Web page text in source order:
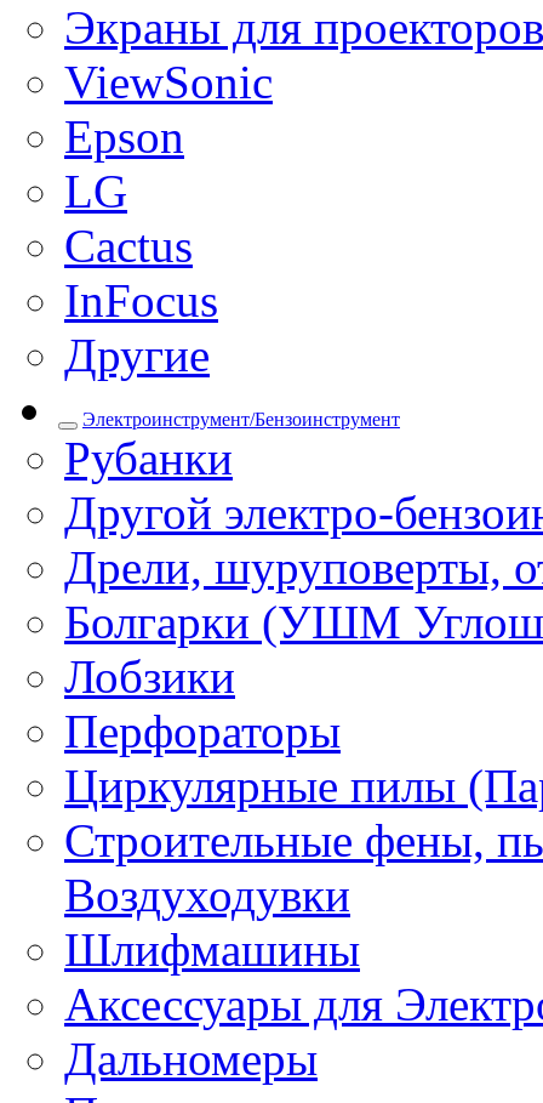
Экраны для проекторов
ViewSonic
Epson
LG
Cactus
InFocus
Другие
Электроинструмент/Бензоинструмент
Рубанки
Другой электро-
Дрели, шуруповерты,
Болгарки (УШМ
Лобзики
Перфораторы
Циркулярные пилы
Строительные фены,
Воздуходувки
Шлифмашины
Аксессуары для
Дальномеры